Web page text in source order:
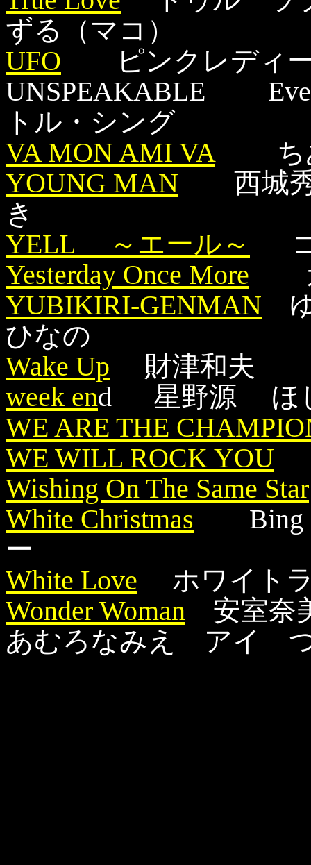
ずる（マコ）
UFO ピンクレディ
UNSPEAKABLE
トル・シング
VA MON AMI VAち
YOUNG MAN 西城秀
き
YELL ～エール～
コ
Yesterday Once More カ
YUBIKIRI-GENMAN
ひなの
Wake Up 財津和夫
week end 星野源 ほ
WE ARE THE
WE WILL ROCK YOU
Wishing On The Same Star
White Christmas Bing
ー
White Love ホワイト
Wonder Woman 安室奈
あむろなみえ アイ